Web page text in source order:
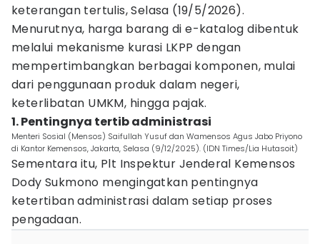
keterangan tertulis, Selasa (19/5/2026).
Menurutnya, harga barang di e-katalog dibentuk
melalui mekanisme kurasi LKPP dengan
mempertimbangkan berbagai komponen, mulai
dari penggunaan produk dalam negeri,
keterlibatan UMKM, hingga pajak.
1. Pentingnya tertib administrasi
Menteri Sosial (Mensos) Saifullah Yusuf dan Wamensos Agus Jabo Priyono
di Kantor Kemensos, Jakarta, Selasa (9/12/2025). (IDN Times/Lia Hutasoit)
Sementara itu, Plt Inspektur Jenderal Kemensos
Dody Sukmono mengingatkan pentingnya
ketertiban administrasi dalam setiap proses
pengadaan.